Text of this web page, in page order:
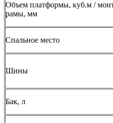
Объем платформы, куб.м /
рамы, мм
Спальное место
Шины
Бак, л